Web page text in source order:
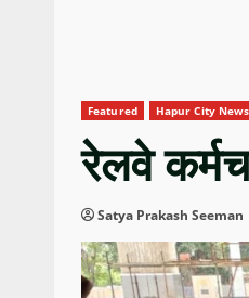
Featured Hapur City
रेलवे
Satya Prakash Seeman